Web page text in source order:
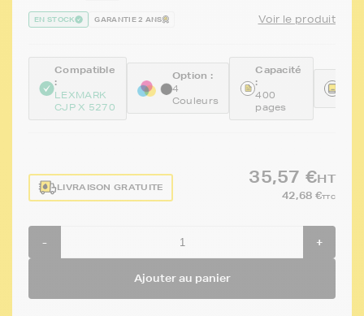
EN STOCK GARANTIE 2 ANS Voir le produit
Compatible
:
LEXMARK
CJP X 5270
Option :
4
Couleurs
Capacité
:
400
pages
LIVRAISON GRATUITE
35,57 €HT
42,68 €TTC
- +
Ajouter au panier